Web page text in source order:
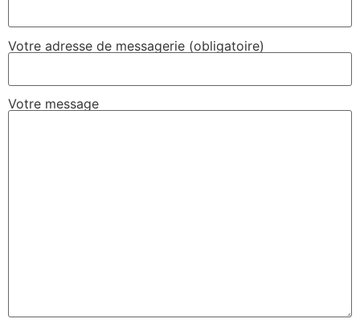
Votre adresse de messagerie (obligatoire)
Votre message